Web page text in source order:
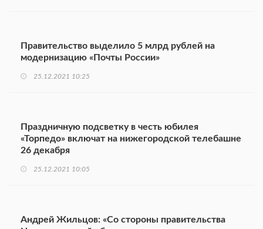
Правительство выделило 5 млрд рублей на
модернизацию «Почты России»
25.12.2021 10:25
Праздничную подсветку в честь юбилея
«Торпедо» включат на нижегородской телебашне
26 декабря
25.12.2021 10:05
Андрей Жильцов: «Со стороны правительства